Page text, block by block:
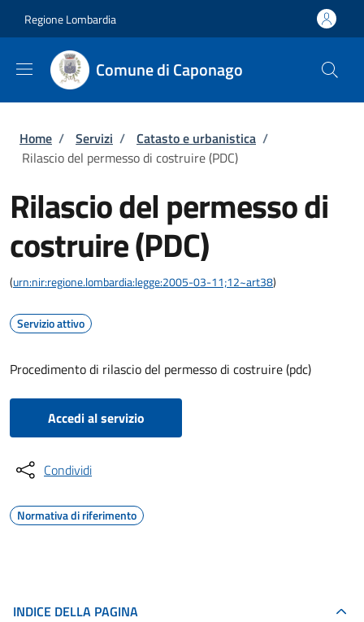
Regione Lombardia
Comune di Caponago
Briciole di pane
Home / Servizi / Catasto e urbanistica /
Rilascio del permesso di costruire (PDC)
Rilascio del permesso di
costruire (PDC)
(urn:nir:regione.lombardia:legge:2005-03-11;12~art38)
Servizio attivo
Procedimento di rilascio del permesso di costruire (pdc)
Accedi al servizio
Condividi
Normativa di riferimento
INDICE DELLA PAGINA